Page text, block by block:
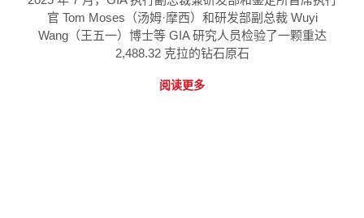
官 Tom Moses（汤姆·摩西）和研发部副总裁 Wuyi
Wang（王五一）博士等 GIA 研究人员检验了一颗重达
2,488.32 克拉的钻石原石
阅读更多